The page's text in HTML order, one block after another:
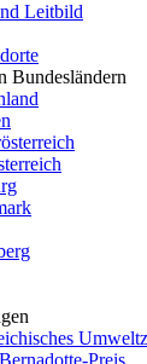
Leitbild
Bundesländern
Preis